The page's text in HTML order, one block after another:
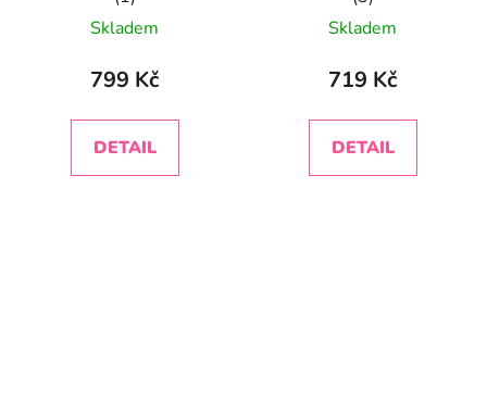
Průměrné
hodnocení
produktu
5,0
z
Skladem
799 Kč
DETAIL
Průměrné
hodnocení
produktu
5,0
z
Skladem
719 Kč
DETAIL